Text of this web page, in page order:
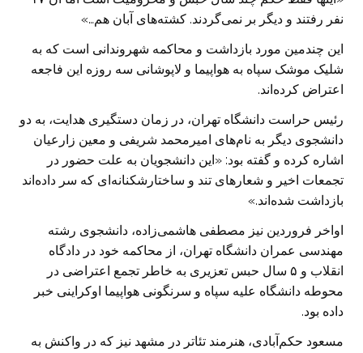
نفر رفتند و دیگر بر نمی‌گردند. کشته‌های آبان هم…»
این چندمین مورد بازداشت و محاکمه شهروندانی است که به
شلیک موشک سپاه به هواپیما و لاپوشانی سه روزه این فاجعه
اعتراض کرده‌اند.
رئیس حراست دانشگاه تهران، در زمان دستگیری هدایت، به دو
دانشجوی دیگر به نام‌های امیرمحمد شریفی و معین زارعیان
اشاره کرده و گفته بود: «این دانشجویان به علت حضور در
تجمعات اخیر و شعارهای تند و ساختارشکنانه‌ای که سر داده‌اند
بازداشت شده‌اند.»
اواخر فروردین نیز مصطفی هاشمی‌زاده، دانشجوی رشته
مهندسی عمران دانشگاه تهران، از محاکمه خود در دادگاه
انقلاب و ۵ سال حبس تعزیری به خاطر تجمع اعتراضی در
محوطه دانشگاه علیه سپاه و سرنگونی هواپیما اوکراینی خبر
داده بود.
مسعود حکم‌آبادی، هنرمند تئاتر در مشهد نیز که در واکنش به